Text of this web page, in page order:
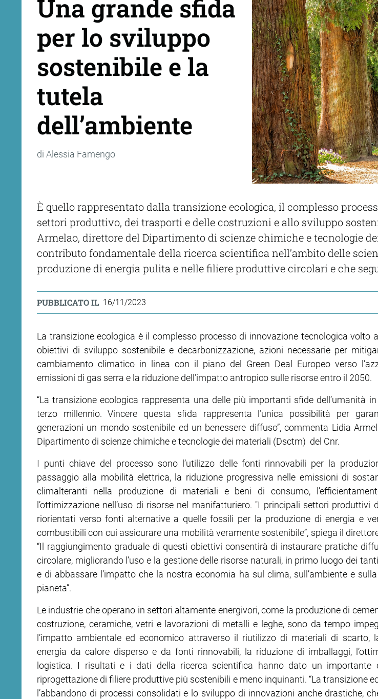
Una grande sfida
per lo sviluppo
sostenibile e la
tutela
dell’ambiente
di Alessia Famengo
È quello rappresentato dalla transizione ecologica, il complesso
settori produttivo, dei trasporti e delle costruzioni e allo sviluppo
Armelao, direttore del Dipartimento di scienze chimiche e tecnologie
contributo fondamentale della ricerca scientifica nell’ambito delle
produzione di energia pulita e nelle filiere produttive circolari e che
PUBBLICATO IL 16/11/2023
La transizione ecologica è il complesso processo di innovazione tecnologica volto
obiettivi di sviluppo sostenibile e decarbonizzazione, azioni necessarie per
cambiamento climatico in linea con il piano del Green Deal Europeo verso
emissioni di gas serra e la riduzione dell’impatto antropico sulle risorse entro il 2050.
“La transizione ecologica rappresenta una delle più importanti sfide dell’umanità
terzo millennio. Vincere questa sfida rappresenta l’unica possibilità per
generazioni un mondo sostenibile ed un benessere diffuso”, commenta Lidia
Dipartimento di scienze chimiche e tecnologie dei materiali (Dsctm) del Cnr.
I punti chiave del processo sono l’utilizzo delle fonti rinnovabili per la
passaggio alla mobilità elettrica, la riduzione progressiva nelle emissioni di
climalteranti nella produzione di materiali e beni di consumo,
l’ottimizzazione nell’uso di risorse nel manifatturiero. "I principali settori produttivi
riorientati verso fonti alternative a quelle fossili per la produzione di energia e
combustibili con cui assicurare una mobilità veramente sostenibile”, spiega il
“Il raggiungimento graduale di questi obiettivi consentirà di instaurare pratiche
circolare, migliorando l’uso e la gestione delle risorse naturali, in primo luogo dei
e di abbassare l’impatto che la nostra economia ha sul clima, sull’ambiente e
pianeta”.
Le industrie che operano in settori altamente energivori, come la produzione di
costruzione, ceramiche, vetri e lavorazioni di metalli e leghe, sono da tempo
l’impatto ambientale ed economico attraverso il riutilizzo di materiali di scarto,
energia da calore disperso e da fonti rinnovabili, la riduzione di imballaggi,
logistica. I risultati e i dati della ricerca scientifica hanno dato un importante
riprogettazione di filiere produttive più sostenibili e meno inquinanti. “La transizione
l’abbandono di processi consolidati e lo sviluppo di innovazioni anche drastiche,